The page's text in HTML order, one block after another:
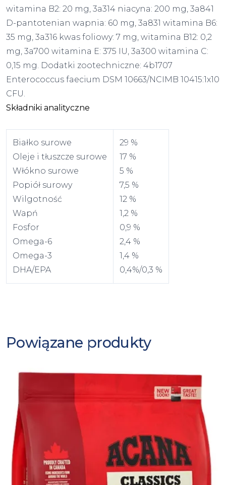
witamina B2: 20 mg, 3a314 niacyna: 200 mg, 3a841
D-pantotenian wapnia: 60 mg, 3a831 witamina B6:
35 mg, 3a316 kwas foliowy: 7 mg, witamina B12: 0,2
mg, 3a700 witamina E: 375 IU, 3a300 witamina C:
0,15 mg. Dodatki zootechniczne: 4b1707
Enterococcus faecium DSM 10663/NCIMB 10415:1x10
CFU.
Składniki analityczne
Białko surowe
Oleje i tłuszcze surowe
Włókno surowe
Popiół surowy
Wilgotność
Wapń
Fosfor
Omega-6
Omega-3
DHA/EPA
29 %
17 %
5 %
7,5 %
12 %
1,2 %
0,9 %
2,4 %
1,4 %
0,4%/0,3 %
Powiązane produkty